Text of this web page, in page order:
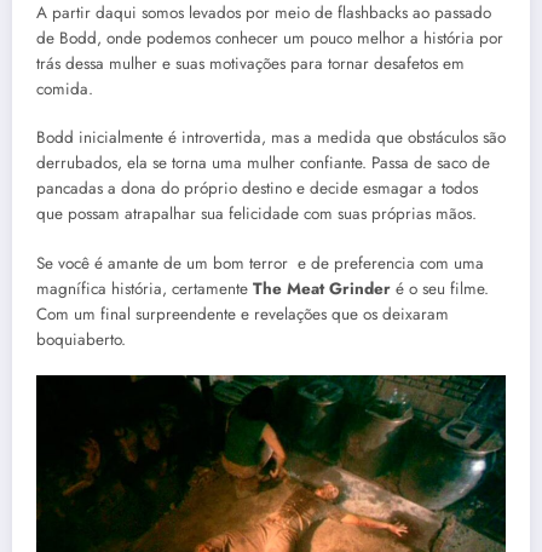
A partir daqui somos levados por meio de flashbacks ao passado
de Bodd, onde podemos conhecer um pouco melhor a história por
trás dessa mulher e suas motivações para tornar desafetos em
comida.
Bodd inicialmente é introvertida, mas a medida que obstáculos são
derrubados, ela se torna uma mulher confiante. Passa de saco de
pancadas a dona do próprio destino e decide esmagar a todos
que possam atrapalhar sua felicidade com suas próprias mãos.
Se você é amante de um bom terror e de preferencia com uma
magnífica história, certamente The Meat Grinder é o seu filme.
Com um final surpreendente e revelações que os deixaram
boquiaberto.